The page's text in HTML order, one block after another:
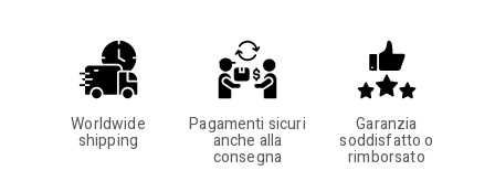
Worldwide
shipping
Pagamenti sicuri
anche alla
consegna
Garanzia
soddisfatto o
rimborsato